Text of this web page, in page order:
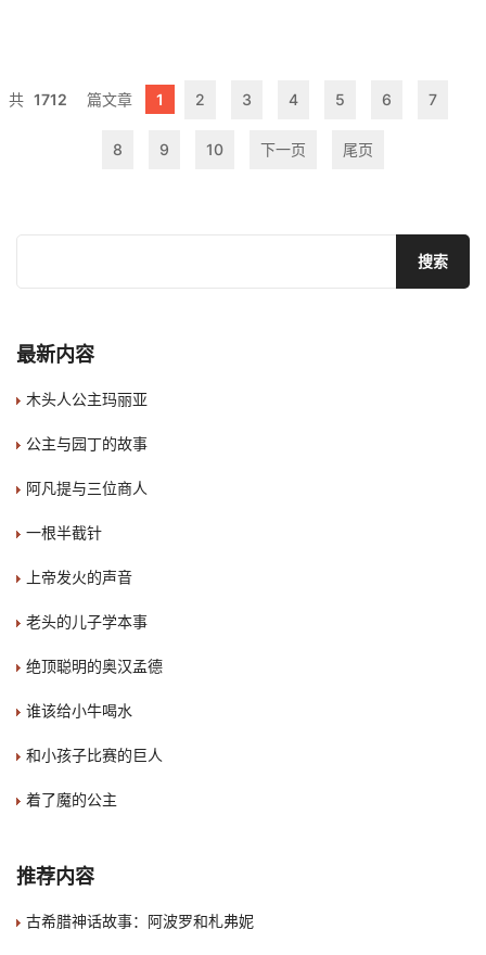
1712 1 2 3 4 5 6 7
8 9 10 下一页 尾页
最新内容
木头人公主玛丽亚
公主与园丁的故事
阿凡提与三位商人
一根半截针
上帝发火的声音
老头的儿子学本事
绝顶聪明的奥汉孟德
谁该给小牛喝水
和小孩子比赛的巨人
着了魔的公主
推荐内容
古希腊神话故事：阿波罗和札弗妮